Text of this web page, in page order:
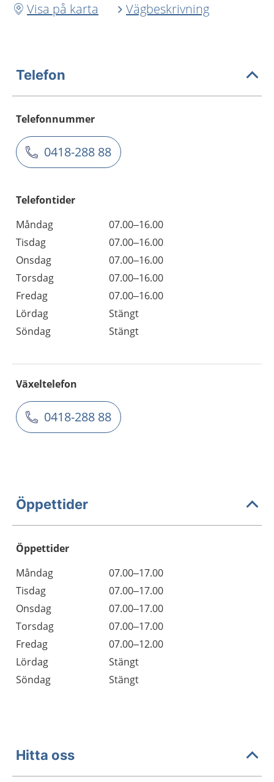
Visa på karta
Vägbeskrivning
Telefon
Telefonnummer
0418-288 88
Telefontider
Måndag
07.00–16.00
Tisdag
07.00–16.00
Onsdag
07.00–16.00
Torsdag
07.00–16.00
Fredag
07.00–16.00
Lördag
Stängt
Söndag
Stängt
Växeltelefon
0418-288 88
Öppettider
Öppettider
Dag
Öppettider
Kommentarer
Måndag
07.00–17.00
Tisdag
07.00–17.00
Onsdag
07.00–17.00
Torsdag
07.00–17.00
Fredag
07.00–12.00
Lördag
Stängt
Söndag
Stängt
Hitta oss